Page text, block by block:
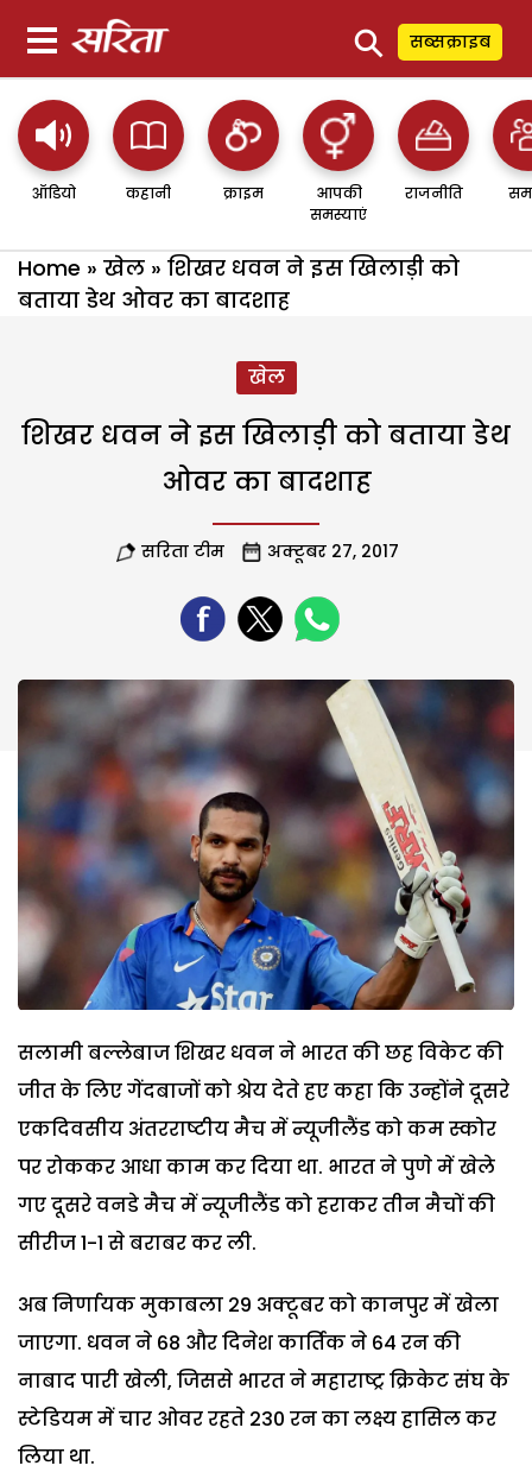
⚲ सब्सक्राइब
ऑडियो कहानी क्राइम
आपकी
समस्याएं
राजनीति
Home » खेल » शिखर धवन ने इस खिलाड़ी को
बताया डेथ ओवर का बादशाह
खेल
शिखर धवन ने इस खिलाड़ी को बताया डेथ
ओवर का बादशाह
सरिता टीम अक्टूबर 27, 2017
सलामी बल्लेबाज शिखर धवन ने भारत की छह विकेट की
जीत के लिए गेंदबाजों को श्रेय देते हए कहा कि उन्होंने दूसरे
एकदिवसीय अंतरराष्टीय मैच में न्यूजीलैंड को कम स्कोर
पर रोककर आधा काम कर दिया था. भारत ने पुणे में खेले
गए दूसरे वनडे मैच में न्यूजीलैंड को हराकर तीन मैचों की
सीरीज 1-1 से बराबर कर ली.
अब निर्णायक मुकाबला 29 अक्टूबर को कानपुर में खेला
जाएगा. धवन ने 68 और दिनेश कार्तिक ने 64 रन की
नाबाद पारी खेली, जिससे भारत ने महाराष्ट्र क्रिकेट संघ के
स्टेडियम में चार ओवर रहते 230 रन का लक्ष्य हासिल कर
लिया था.